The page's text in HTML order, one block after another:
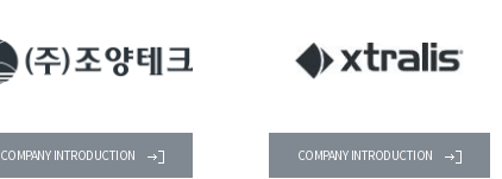
COMPANY INTRODUCTION COMPANY INTRODUCTION